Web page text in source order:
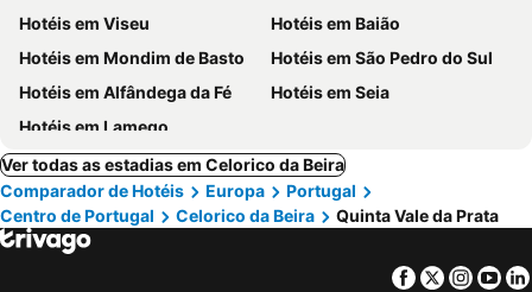
Hotéis em Viseu
Hotéis em Baião
Hotéis em Mondim de Basto
Hotéis em São Pedro do Sul
Hotéis em Alfândega da Fé
Hotéis em Seia
Hotéis em Lamego
Ver todas as estadias em Celorico da Beira
Comparador de Hotéis
Europa
Portugal
Centro de Portugal
Celorico da Beira Quinta Vale da Prata
Facebook
Twitter